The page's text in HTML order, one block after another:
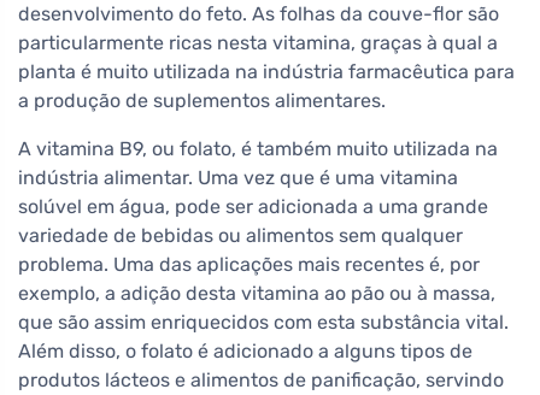
desenvolvimento do feto. As folhas da couve-flor são
particularmente ricas nesta vitamina, graças à qual a
planta é muito utilizada na indústria farmacêutica para
a produção de suplementos alimentares.
A vitamina B9, ou folato, é também muito utilizada na
indústria alimentar. Uma vez que é uma vitamina
solúvel em água, pode ser adicionada a uma grande
variedade de bebidas ou alimentos sem qualquer
problema. Uma das aplicações mais recentes é, por
exemplo, a adição desta vitamina ao pão ou à massa,
que são assim enriquecidos com esta substância vital.
Além disso, o folato é adicionado a alguns tipos de
produtos lácteos e alimentos de panificação, servindo